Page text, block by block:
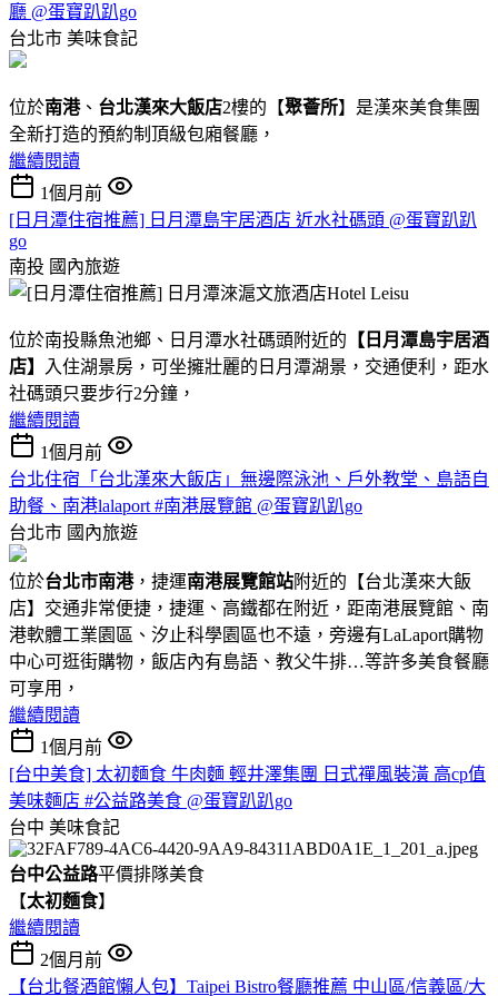
廳 @蛋寶趴趴go
台北市 美味食記
位於南港、 台北漢來大飯店2樓的【聚薈所】是漢來美食集團
全新打造的預約制頂級包廂餐廳，
繼續閱讀
1個月前
[日月潭住宿推薦] 日月潭島宇居酒店 近水社碼頭 @蛋寶趴趴
go
南投 國內旅遊
位於南投縣魚池鄉、日月潭水社碼頭附近的 【日月潭島宇居酒
店】
入住湖景房，可坐擁壯麗的日月潭湖景，交通便利，距水
社碼頭只要步行2分鐘，
繼續閱讀
1個月前
台北住宿「台北漢來大飯店」無邊際泳池、戶外教堂、島語自
助餐、南港lalaport #南港展覽館 @蛋寶趴趴go
台北市 國內旅遊
位於台北市南港，捷運南港展覽館站附近的【台北漢來大飯
店】交通非常便捷，捷運、高鐵都在附近，距南港展覽館、南
港軟體工業園區、汐止科學園區也不遠，旁邊有LaLaport購物
中心可逛街購物，飯店內有島語、教父牛排…等許多美食餐廳
可享用，
繼續閱讀
1個月前
[台中美食] 太初麵食 牛肉麵 輕井澤集團 日式禪風裝潢 高cp值
美味麵店 #公益路美食 @蛋寶趴趴go
台中 美味食記
台中公益路平價排隊美食
【太初麵食】
繼續閱讀
2個月前
【台北餐酒館懶人包】Taipei Bistro餐廳推薦 中山區/信義區/大